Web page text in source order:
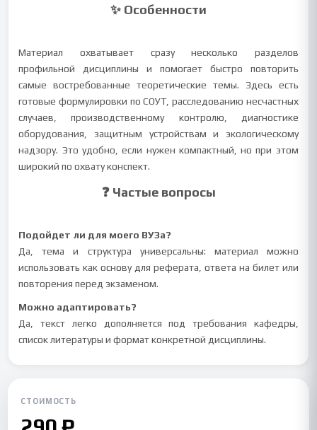
✨ Особенности
Материал охватывает сразу несколько разделов
профильной дисциплины и помогает быстро повторить
самые востребованные теоретические темы. Здесь есть
готовые формулировки по СОУТ, расследованию несчастных
случаев, производственному контролю, диагностике
оборудования, защитным устройствам и экологическому
надзору. Это удобно, если нужен компактный, но при этом
широкий по охвату конспект.
❓ Частые вопросы
Подойдет ли для моего ВУЗа?
Да, тема и структура универсальны: материал можно
использовать как основу для реферата, ответа на билет или
повторения перед экзаменом.
Можно адаптировать?
Да, текст легко дополняется под требования кафедры,
список литературы и формат конкретной дисциплины.
СТОИМОСТЬ